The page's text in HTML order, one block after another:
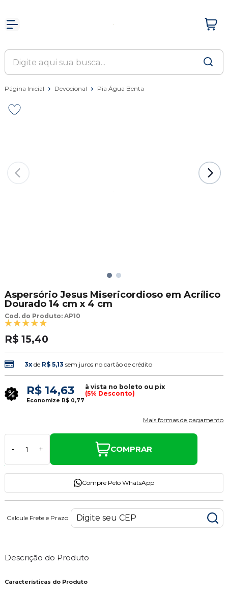
Página Inicial Devocional Pia Água Benta
Aspersório Jesus Misericordioso em Acrílico
Dourado 14 cm x 4 cm
Cod. do Produto: AP10
R$ 15,40
3xde R$ 5,13 sem juros no cartão de crédito
R$ 14,63
à vista no boleto ou pix
(5% Desconto)
Economize R$ 0,77
Mais formas de pagamento
- + COMPRAR
Compre Pelo WhatsApp
Calcule Frete e Prazo
Descrição do Produto
Características do Produto